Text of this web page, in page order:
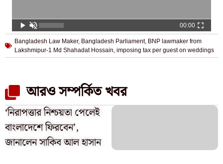
00:00
Bangladesh Law Maker, Bangladesh Parliament, BNP lawmaker from
Lakshmipur-1 Md Shahadat Hossain, imposing tax per guest on weddings
আরও সম্পর্কিত খবর
‘নিরাপত্তার নিশ্চয়তা পেলেই
বাংলাদেশে ফিরবেন’,
জানালেন সাকিব আল হাসান